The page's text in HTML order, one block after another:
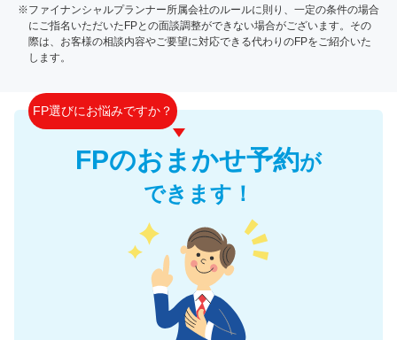
※ファイナンシャルプランナー所属会社のルールに則り、一定の条件の場合
にご指名いただいたFPとの面談調整ができない場合がございます。その
際は、お客様の相談内容やご要望に対応できる代わりのFPをご紹介いた
します。
FP選びにお悩みですか？
FPのおまかせ予約が
できます！